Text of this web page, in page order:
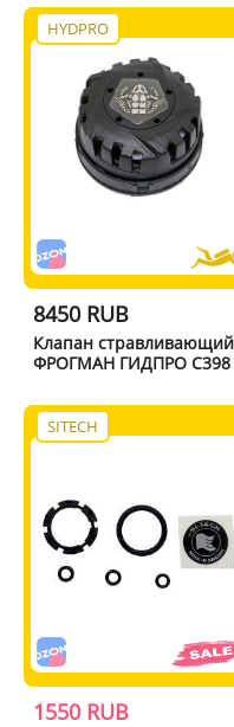
HYDPRO
8450 RUB
Клапан стравливающий
ФРОГМАН ГИДПРО C398
SITECH
1550 RUB